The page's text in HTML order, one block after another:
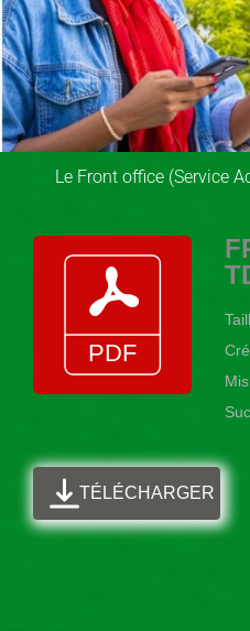
Le Front office (Service
TÉLÉCHARGER